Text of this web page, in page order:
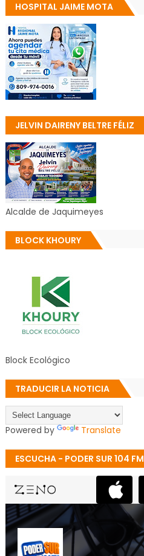
HOSPITAL JAIME MOTA
JELVIN DAIRENY BELTRE FÉLIZ
Alcalde de Jaquimeyes
BLOCK KHOURY
Block Ecológico
TRADUCIR LA NOTICIA
Powered by Translate
ESCUCHA - PODER SUR 104 FM